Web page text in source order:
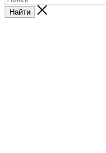
Найти